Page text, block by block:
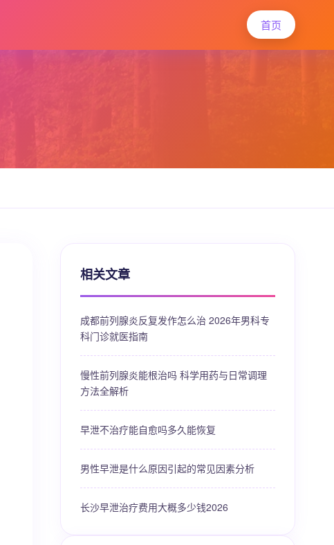
首页
相关文章
成都前列腺炎反复发作怎么治 2026年男科专
科门诊就医指南
慢性前列腺炎能根治吗 科学用药与日常调理
方法全解析
早泄不治疗能自愈吗多久能恢复
男性早泄是什么原因引起的常见因素分析
长沙早泄治疗费用大概多少钱2026